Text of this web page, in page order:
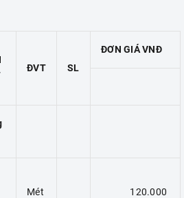
ĐVT SL
ĐƠN GIÁ VNĐ
Mét 120.000